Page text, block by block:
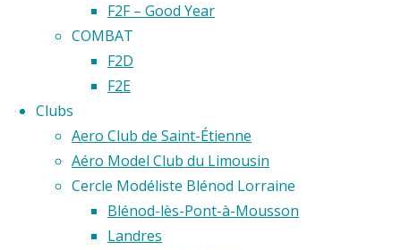
F2F – Good Year
COMBAT
F2D
F2E
Clubs
Aero Club de Saint-Étienne
Aéro Model Club du Limousin
Cercle Modéliste Blénod Lorraine
Blénod-lès-Pont-à-Mousson
Landres
du